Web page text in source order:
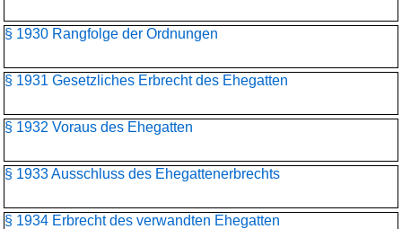
§ 1930 Rangfolge der Ordnungen
§ 1931 Gesetzliches Erbrecht des Ehegatten
§ 1932 Voraus des Ehegatten
§ 1933 Ausschluss des Ehegattenerbrechts
§ 1934 Erbrecht des verwandten Ehegatten